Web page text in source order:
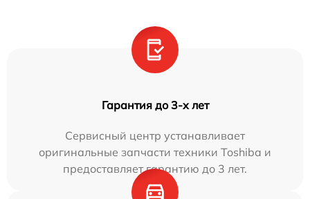
Гарантия до 3-х лет
Сервисный центр устанавливает
оригинальные запчасти техники Toshiba и
предоставляет гарантию до 3 лет.